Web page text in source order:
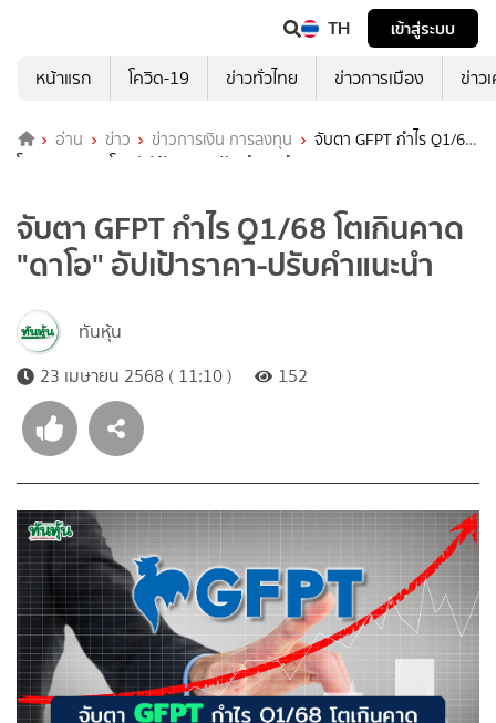
TH
เข้าสู่ระบบ
หน้าแรก
โควิด-19 ข่าวทั่วไทย ข่าวการเมือง ข่าว
อ่าน ข่าว ข่าวการเงิน การลงทุน
จับตา GFPT กำไร Q1/68
โตเกินคาด "ดาโอ" อัปเป้าราคา-ปรับคำแนะนำ
จับตา GFPT กำไร Q1/68 โตเกินคาด
"ดาโอ" อัปเป้าราคา-ปรับคำแนะนำ
ทันหุ้น
23 เมษายน 2568 ( 11:10 )
152